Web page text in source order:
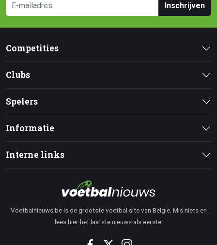
Inschrijven
Competities
Clubs
Spelers
Informatie
Interne links
Voetbalnieuws.be is de grootste voetbal site van Belgie. Mis niets en
lees hier het laatste nieuws als eerste!